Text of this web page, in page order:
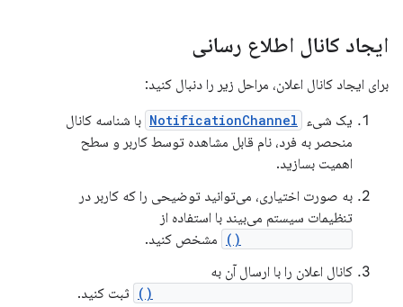
ایجاد کانال اطلاع رسانی
برای ایجاد کانال اعلان، مراحل زیر را دنبال کنید:
یک شیء NotificationChannel با شناسه کانال
منحصر به فرد، نام قابل مشاهده توسط کاربر و سطح
اهمیت بسازید.
به صورت اختیاری، می‌توانید توضیحی را که کاربر در
تنظیمات سیستم می‌بیند با استفاده از
مشخص کنید.
کانال اعلان را با ارسال آن به
ثبت کنید.